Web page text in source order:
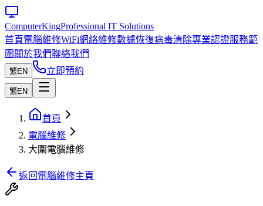
ComputerKingProfessional IT Solutions
首頁電腦維修WiFi網絡維修數據恢復病毒清除專業認證服務範
圍 關於我們聯絡我們
繁EN 立即預約
繁EN
首頁
電腦維修
大圍電腦維修
返回電腦維修主頁